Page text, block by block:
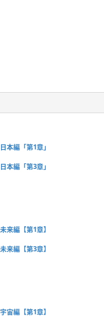
日本編「第1章」
日本編「第3章」
未来編【第1章】
未来編【第3章】
宇宙編【第1章】